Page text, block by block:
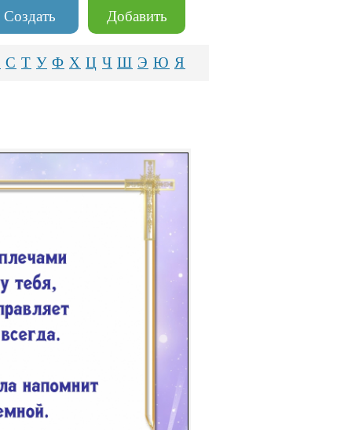
Добавить
Создать
С Т У Ф Х Ц Ч Ш Э Ю Я